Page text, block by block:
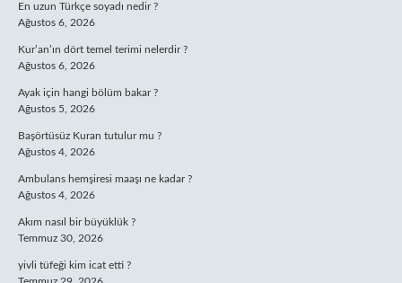
En uzun Türkçe soyadı nedir ?
Ağustos 6, 2026
Kur’an’ın dört temel terimi nelerdir ?
Ağustos 6, 2026
Ayak için hangi bölüm bakar ?
Ağustos 5, 2026
Başörtüsüz Kuran tutulur mu ?
Ağustos 4, 2026
Ambulans hemşiresi maaşı ne kadar ?
Ağustos 4, 2026
Akım nasıl bir büyüklük ?
Temmuz 30, 2026
yivli tüfeği kim icat etti ?